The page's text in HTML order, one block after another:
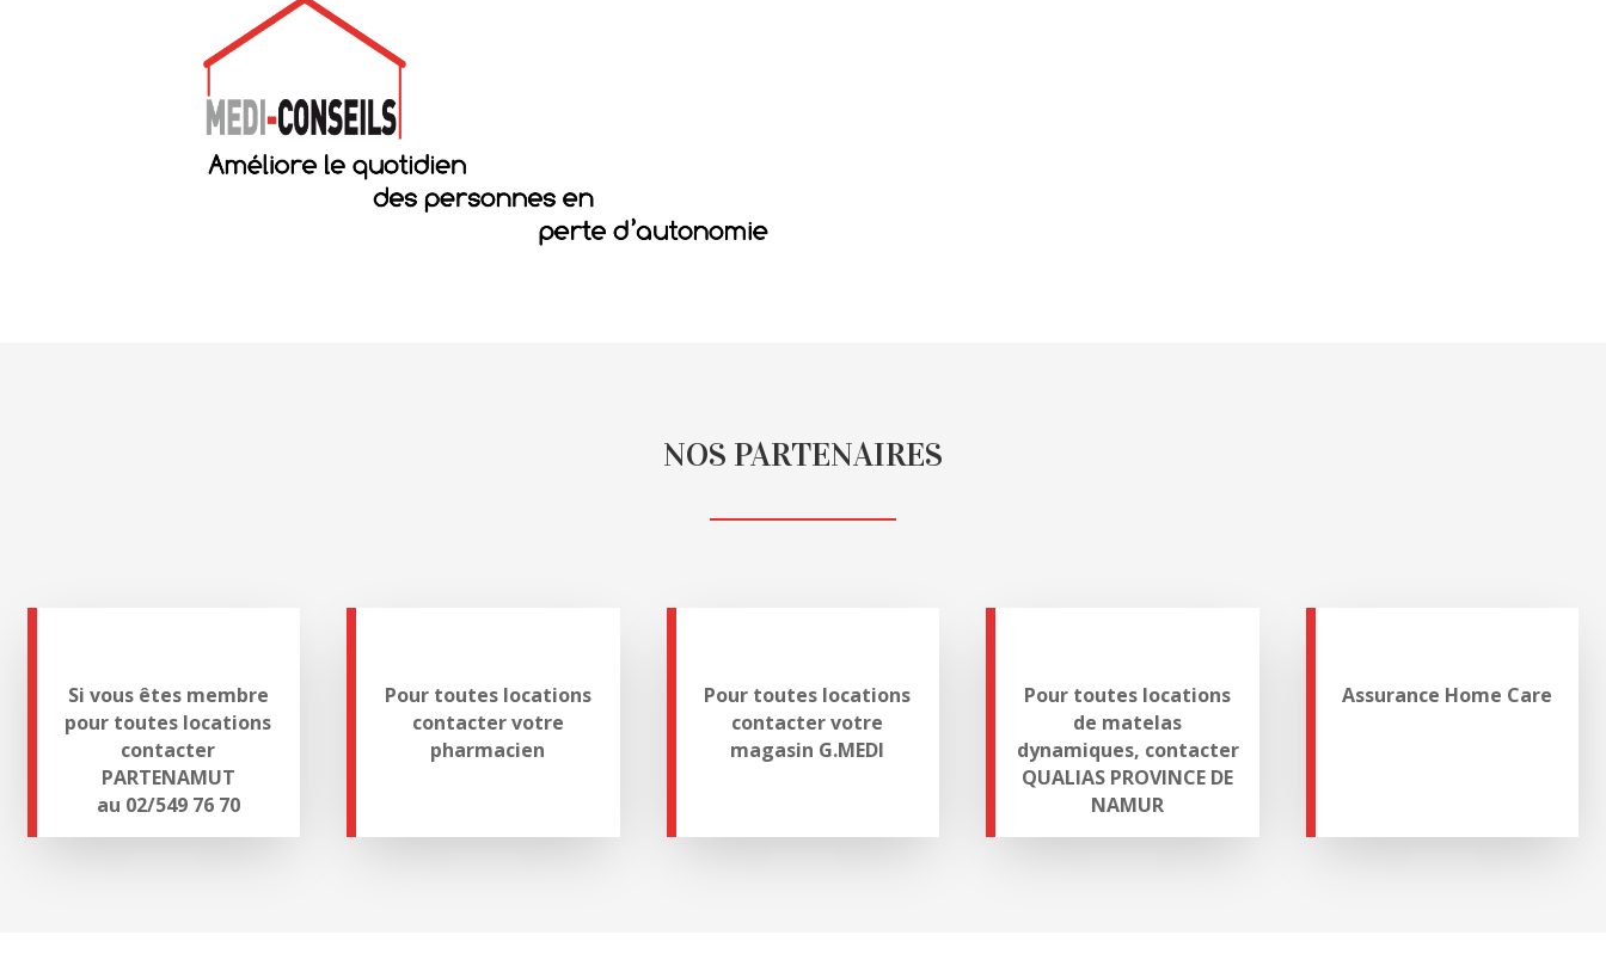
NOS PARTENAIRES
Si vous êtes membre
pour toutes locations
contacter
PARTENAMUT
au 02/549 76 70
Pour toutes locations
contacter votre
pharmacien
Pour toutes locations
contacter votre
magasin G.MEDI
Pour toutes locations
de matelas
dynamiques, contacter
QUALIAS PROVINCE DE
NAMUR
Assurance Home Care